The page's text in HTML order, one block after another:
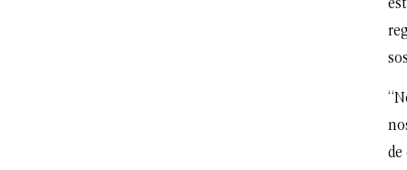
de